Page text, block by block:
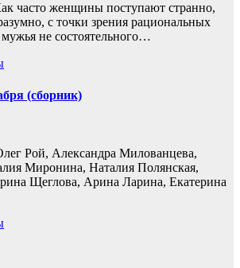
часто женщины поступают странно,
с точки зрения рациональных
не состоятельного…
(сборник)
Рой, Александра Милованцева,
Миронина, Наталия Полянская,
Щеглова, Арина Ларина, Екатерина